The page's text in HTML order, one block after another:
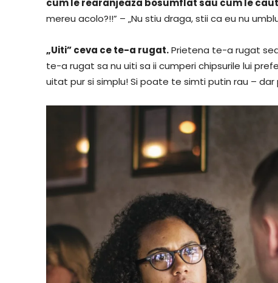
cum le rearanjeaza bosumflat sau cum le
mereu acolo?!!” – „Nu stiu draga, stii ca eu nu
„Uiti” ceva ce te-a rugat.Prietena te-a rugat
te-a rugat sa nu uiti sa ii cumperi chipsurile lui
uitat pur si simplu! Si poate te simti putin rau – dar